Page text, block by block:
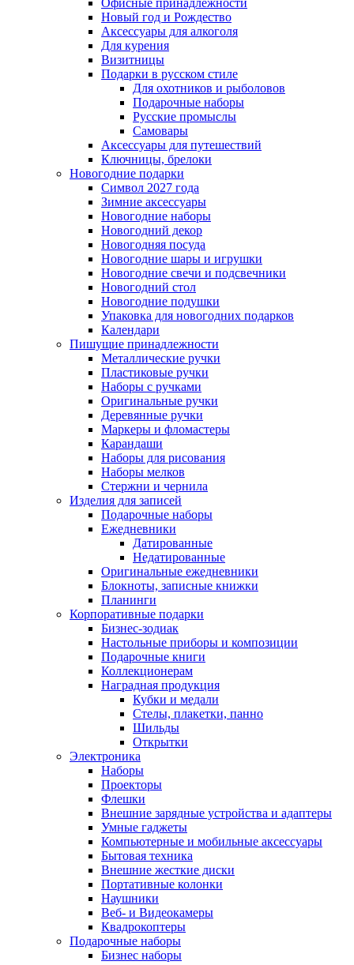
Офисные принадлежности
Новый год и Рождество
Аксессуары для алкоголя
Для курения
Визитницы
Подарки в русском стиле
Для охотников и рыболовов
Подарочные наборы
Русские промыслы
Самовары
Аксессуары для путешествий
Ключницы, брелоки
Новогодние подарки
Символ 2027 года
Зимние аксессуары
Новогодние наборы
Новогодний декор
Новогодняя посуда
Новогодние шары и игрушки
Новогодние свечи и подсвечники
Новогодний стол
Новогодние подушки
Упаковка для новогодних подарков
Календари
Пишущие принадлежности
Металлические ручки
Пластиковые ручки
Наборы с ручками
Оригинальные ручки
Деревянные ручки
Маркеры и фломастеры
Карандаши
Наборы для рисования
Наборы мелков
Стержни и чернила
Изделия для записей
Подарочные наборы
Ежедневники
Датированные
Недатированные
Оригинальные ежедневники
Блокноты, записные книжки
Планинги
Корпоративные подарки
Бизнес-зодиак
Настольные приборы и композиции
Подарочные книги
Коллекционерам
Наградная продукция
Кубки и медали
Стелы, плакетки, панно
Шильды
Открытки
Электроника
Наборы
Проекторы
Флешки
Внешние зарядные устройства и адаптеры
Умные гаджеты
Компьютерные и мобильные аксессуары
Бытовая техника
Внешние жесткие диски
Портативные колонки
Наушники
Веб- и Видеокамеры
Квадрокоптеры
Подарочные наборы
Бизнес наборы